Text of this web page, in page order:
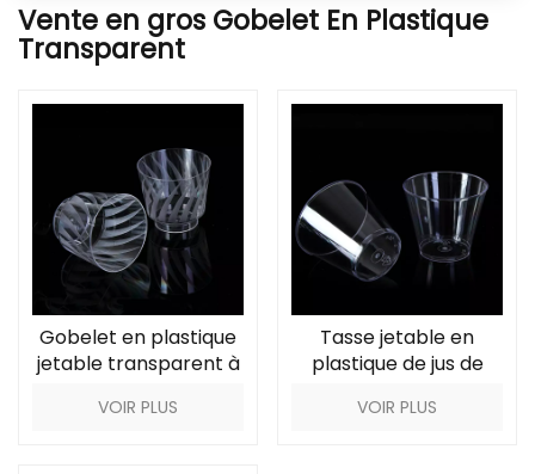
Vente en gros Gobelet En Plastique
Transparent
Gobelet en plastique
jetable transparent à
VOIR PLUS
Tasse jetable en
plastique de jus de
VOIR PLUS